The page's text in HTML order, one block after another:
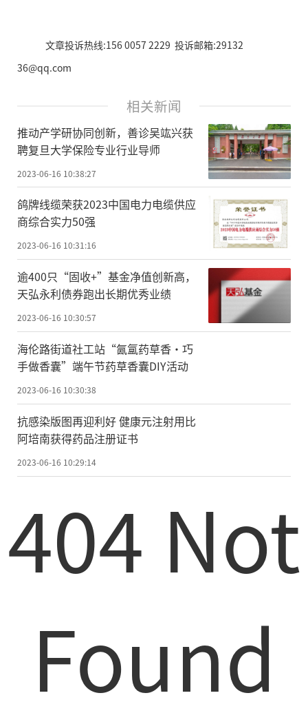
文章投诉热线:156 0057 2229 投诉邮箱:29132
36@qq.com
相关新闻
推动产学研协同创新，善诊吴竑兴获
聘复旦大学保险专业行业导师
2023-06-16 10:38:27
鸽牌线缆荣获2023中国电力电缆供应
商综合实力50强
2023-06-16 10:31:16
逾400只“固收+”基金净值创新高，
天弘永利债券跑出长期优秀业绩
2023-06-16 10:30:57
海伦路街道社工站“氤氲药草香·巧
手做香囊”端午节药草香囊DIY活动
2023-06-16 10:30:38
抗感染版图再迎利好 健康元注射用比
阿培南获得药品注册证书
2023-06-16 10:29:14
404 Not
Found